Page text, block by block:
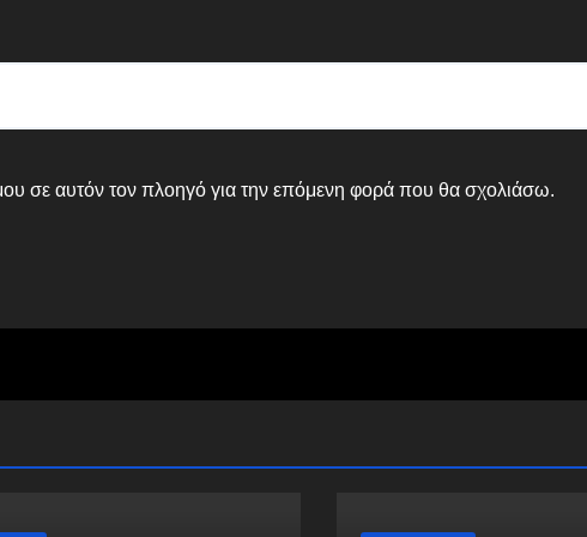
σε αυτόν τον πλοηγό για την επόμενη φορά που θα σχολιάσω.